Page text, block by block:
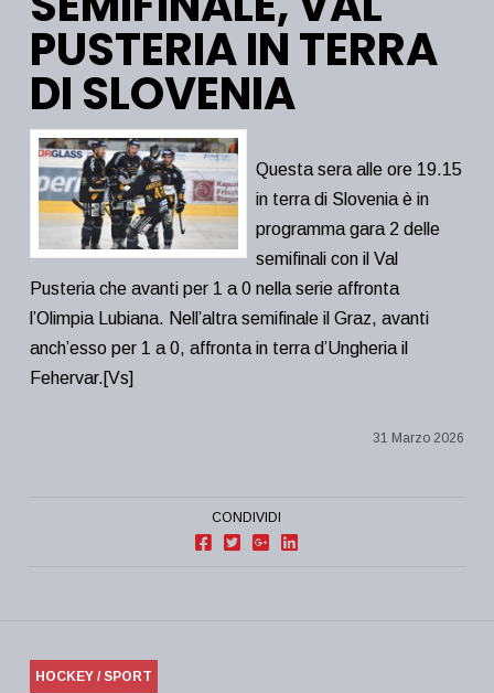
PUSTERIA IN TERRA
DI SLOVENIA
Questa sera alle ore 19.15
in terra di Slovenia è in
programma gara 2 delle
semifinali con il Val
Pusteria che avanti per 1 a 0 nella serie affronta
l’Olimpia Lubiana. Nell’altra semifinale il Graz, avanti
anch’esso per 1 a 0, affronta in terra d’Ungheria il
Fehervar.[Vs]
31 Marzo 2026
CONDIVIDI
HOCKEY / SPORT